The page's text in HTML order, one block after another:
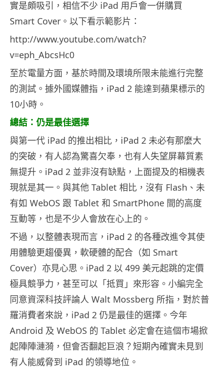
實是頗吸引，相信不少 iPad 用戶會一併購買
Smart Cover。以下看示範影片：
http://www.youtube.com/watch?
v=eph_AbcsHc0
至於電量方面，基於時間及環境所限未能進行完整
的測試。據外國媒體指，iPad 2 能達到蘋果標示的
10小時。
總結：仍是最佳選擇
與第一代 iPad 的推出相比，iPad 2 未必有那麼大
的突破，有人認為驚喜欠奉，也有人失望屏幕質素
無提升。iPad 2 並非沒有缺點，上面提及的相機表
現就是其一。與其他 Tablet 相比，沒有 Flash、未
有如 WebOS 跟 Tablet 和 SmartPhone 間的高度
互動等，也是不少人會放在心上的。
不過，以整體表現而言，iPad 2 的各種改進令其使
用體驗更趨優異，軟硬體的配合（如 Smart
Cover）亦見心思。iPad 2 以 499 美元起跳的定價
極具競爭力，甚至可以「抵買」來形容。小編完全
同意資深科技評論人 Walt Mossberg 所指，對於普
羅消費者來說，iPad 2 仍是最佳的選擇。今年
Android 及 WebOS 的 Tablet 必定會在這個市場掀
起陣陣漣漪，但會否翻起巨浪？短期內確實未見到
有人能威脅到 iPad 的領導地位。